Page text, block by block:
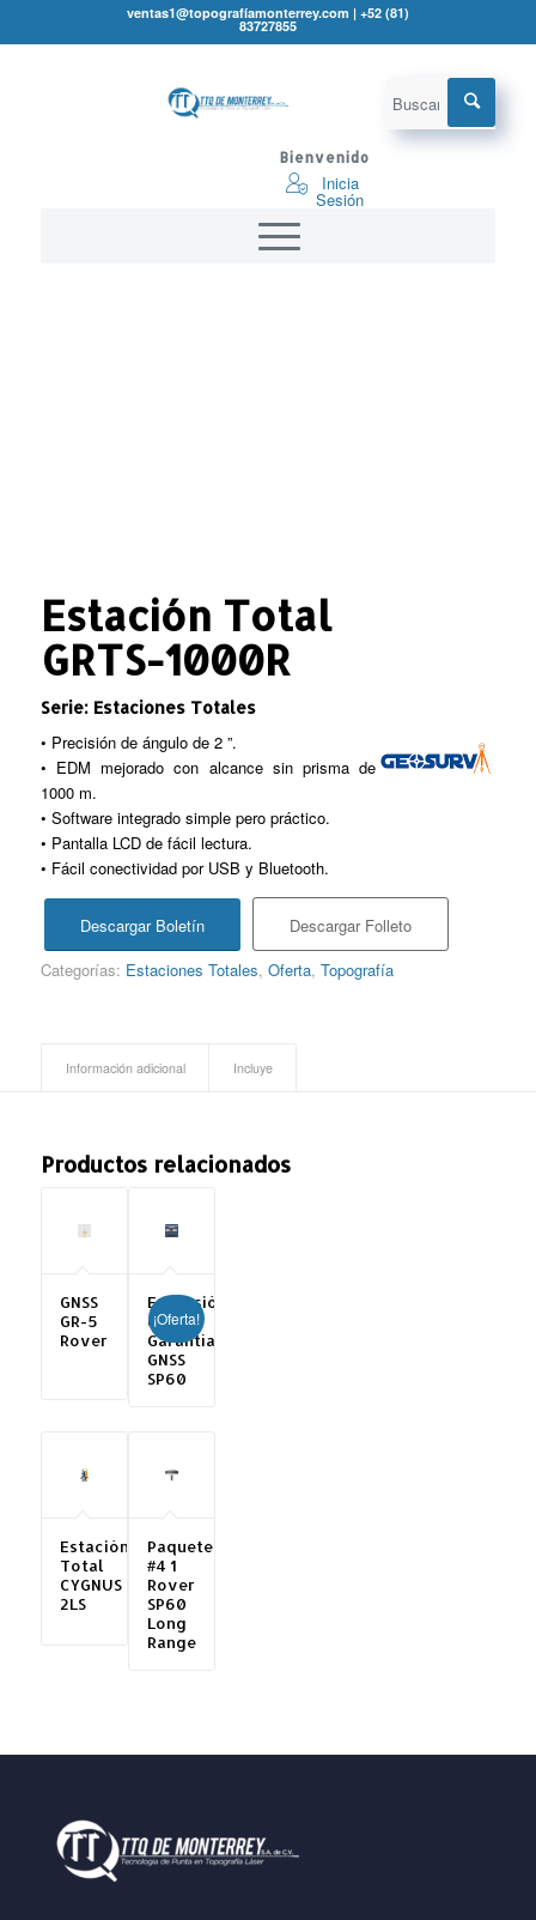
ventas1@topografíamonterrey.com | +52 (81)
83727855
Bienvenido
Inicia
Sesión
Estación Total
GRTS-1000R
Serie: Estaciones Totales
• Precisión de ángulo de 2 ”.
• EDM mejorado con alcance sin prisma de
1000 m.
• Software integrado simple pero práctico.
• Pantalla LCD de fácil lectura.
• Fácil conectividad por USB y Bluetooth.
Descargar Boletín
Descargar Folleto
Categorías: Estaciones Totales, Oferta, Topografía
Información adicional Incluye
Productos relacionados
GNSS
GR-5
Rover
Extensión
de
Garantía
GNSS
SP60
¡Oferta!
Estación
Total
CYGNUS
2LS
Paquete
#4 1
Rover
SP60
Long
Range